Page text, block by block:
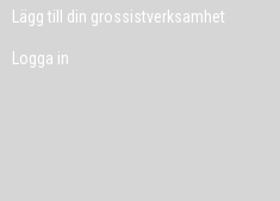
Lägg till din grossistverksamhet
Logga in